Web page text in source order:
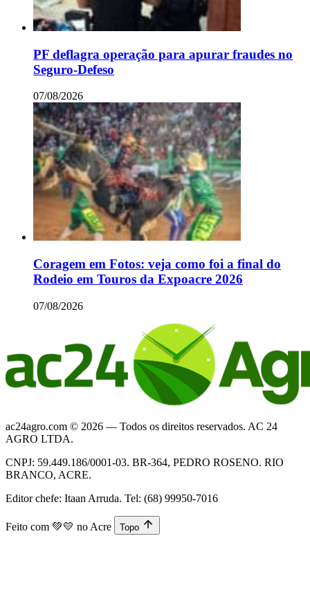
PF deflagra operação para apurar fraudes no
Seguro-Defeso
07/08/2026
Coragem em Fotos: veja como foi a final do
Rodeio em Touros da Expoacre 2026
07/08/2026
ac24agro.com © 2026 — Todos os direitos reservados. AC 24
AGRO LTDA.
CNPJ: 59.449.186/0001-03. BR-364, PEDRO ROSENO. RIO
BRANCO, ACRE.
Editor chefe: Itaan Arruda. Tel: (68) 99950-7016
Feito com 💚💛 no Acre Topo